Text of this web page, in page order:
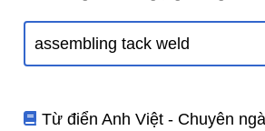
Từ điển Anh Việt - Chuyên